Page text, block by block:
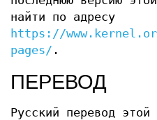
найти по адресу
https://
pages/ .
ПЕРЕВОД
Русский перевод этой